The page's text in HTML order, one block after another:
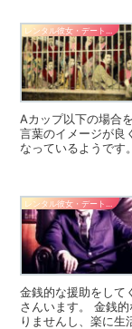
Aカップ以下の場合
言葉のイメージが良
なっているようです
金銭的な援助をして
さんいます。 金銭
りませんし、楽に生